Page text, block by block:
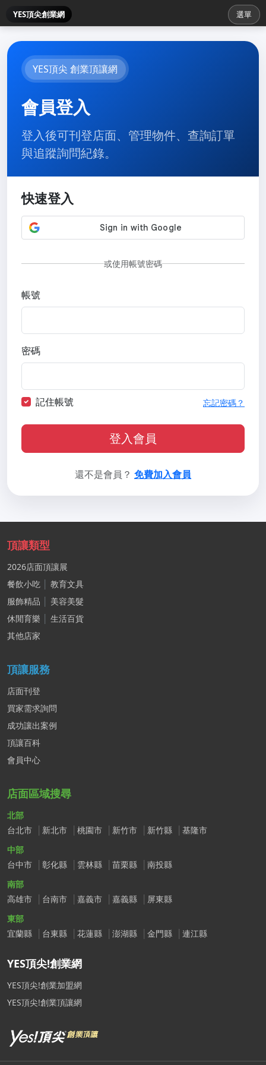
YES頂尖創業網 選單
YES頂尖 創業頂讓網
會員登入
登入後可刊登店面、管理物件、查詢訂單
與追蹤詢問紀錄。
快速登入
或使用帳號密碼
帳號
密碼
記住帳號 忘記密碼？
登入會員
還不是會員？ 免費加入會員
頂讓類型
2026店面頂讓展
餐飲小吃
教育文具
服飾精品
美容美髮
休閒育樂
生活百貨
其他店家
頂讓服務
店面刊登
買家需求詢問
成功讓出案例
頂讓百科
會員中心
店面區域搜尋
北部
台北市
新北市 桃園市 新竹市 新竹縣
基隆市
中部
台中市
彰化縣 雲林縣 苗栗縣
南投縣
南部
高雄市
台南市 嘉義市 嘉義縣
屏東縣
東部
宜蘭縣
台東縣 花蓮縣 澎湖縣 金門縣 連江縣
YES頂尖!創業網
YES頂尖!創業加盟網
YES頂尖!創業頂讓網